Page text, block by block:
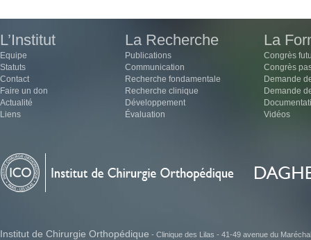
L’Institut
Equipe
Statuts
Contact
Faire un don
Actualité
Liens
La Recherche
Publications
Communication
Recherche fondamentale
Recherche clinique
Développement
Évaluation
La
Congrès
Congrès
Demande
Demande
Vidéos
Institut de Chirurgie Orthopédique - Clinique des Lilas - 41-49 avenue du